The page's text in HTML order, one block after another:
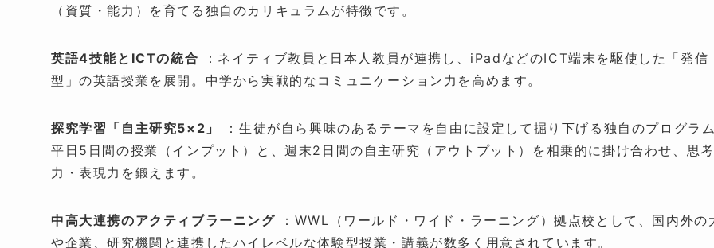
（資質・能力）を育てる独自のカリキュラムが特徴です。
英語4技能とICTの統合 ：ネイティブ教員と日本人教員が連携し、iPadなどのICT端末を駆使した「発信
型」の英語授業を展開。中学から実戦的なコミュニケーション力を高めます。
探究学習「自主研究5×2」
：生徒が自ら興味のあるテーマを自由に設定して掘り下げる独自のプログラ
平日5日間の授業（インプット）と、週末2日間の自主研究（アウトプット）を相乗的に掛け合わせ、思考
力・表現力を鍛えます。
中高大連携のアクティブラーニング ：WWL（ワールド・ワイド・ラーニング）拠点校として、国内外の
や企業、研究機関と連携したハイレベルな体験型授業・講義が数多く用意されています。